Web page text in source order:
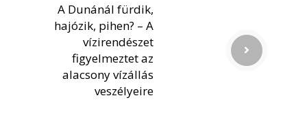
A Dunánál fürdik,
hajózik, pihen? – A
vízirendészet
figyelmeztet az
alacsony vízállás
veszélyeire